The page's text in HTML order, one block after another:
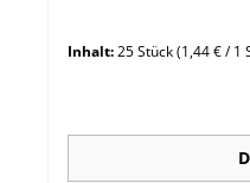
Inhalt:25 Stück(1,44 € / 1